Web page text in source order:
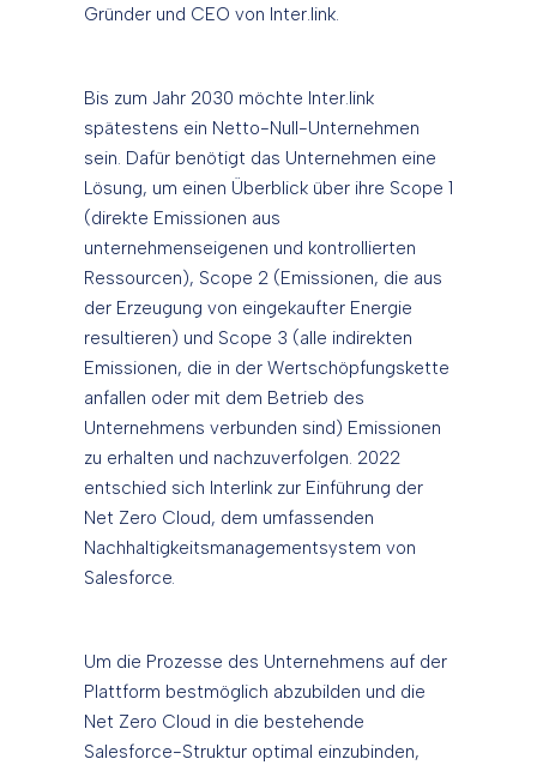
Gründer und CEO von Inter.link.
Bis zum Jahr 2030 möchte Inter.link
spätestens ein Netto-Null-Unternehmen
sein. Dafür benötigt das Unternehmen eine
Lösung, um einen Überblick über ihre Scope 1
(direkte Emissionen aus
unternehmenseigenen und kontrollierten
Ressourcen), Scope 2 (Emissionen, die aus
der Erzeugung von eingekaufter Energie
resultieren) und Scope 3 (alle indirekten
Emissionen, die in der Wertschöpfungskette
anfallen oder mit dem Betrieb des
Unternehmens verbunden sind) Emissionen
zu erhalten und nachzuverfolgen. 2022
entschied sich Interlink zur Einführung der
Net Zero Cloud, dem umfassenden
Nachhaltigkeitsmanagementsystem von
Salesforce.
Um die Prozesse des Unternehmens auf der
Plattform bestmöglich abzubilden und die
Net Zero Cloud in die bestehende
Salesforce-Struktur optimal einzubinden,